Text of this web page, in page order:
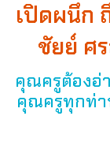
เปิดผนึก
ชัยย์ ศ
คุณครูต้องอ่
คุณครูทุกท่า